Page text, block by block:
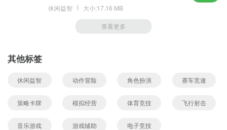
休闲益智 大小:17.16 MB
查看更多
其他标签
休闲益智 动作冒险 角色扮演 赛车竞速
策略卡牌 模拟经营 体育竞技 飞行射击
音乐游戏 游戏辅助 电子竞技